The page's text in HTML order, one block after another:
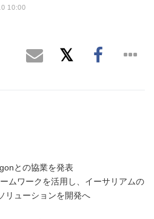
10:00
との協業を発表
ムワークを活用し、イーサリアムの
リューションを開発へ